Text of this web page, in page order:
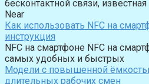
бесконтактной связи,
Near
Как использовать NFC на
инструкция
NFC на смартфоне NFC на
самых удобных и быстрых
Модели с повышенной
длительных рабочих смен